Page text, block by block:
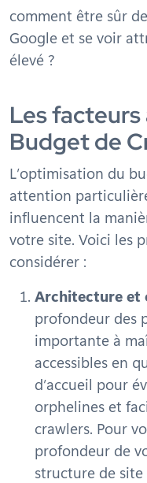
comment être sûr
Google et se voir
élevé ?
Les
Budget de
L’optimisation du
attention
influencent la
votre site. Voici les
considérer :
Architecture et
profondeur des
importante à
accessibles en
d’accueil pour
orphelines et
crawlers. Pour
profondeur de
structure de